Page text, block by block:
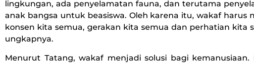
lingkungan, ada penyelamatan fauna, dan terutama
anak bangsa untuk beasiswa. Oleh karena itu, wakaf harus
konsen kita semua, gerakan kita semua dan perhatian kita
ungkapnya.
Menurut Tatang, wakaf menjadi solusi bagi kemanusiaan.